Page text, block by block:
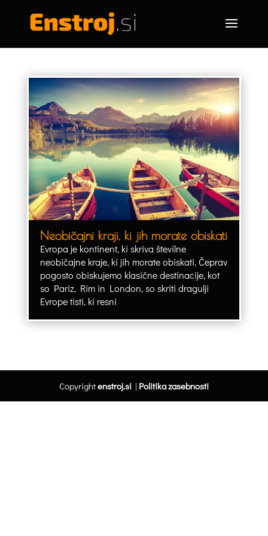
Neobičajni kraji, ki jih morate obiskati
Evropa je kontinent, ki skriva številne
neobičajne kraje, ki jih morate obiskati. Čeprav
pogosto obiskujemo klasične destinacije, kot
so Pariz, Rim in London, so skriti dragulji
Evrope tisti, ki resni
Copyrightenstroj.si| Politika zasebnosti